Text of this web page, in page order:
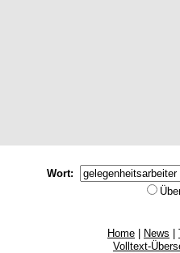
Wort:
Home News
Volltext-